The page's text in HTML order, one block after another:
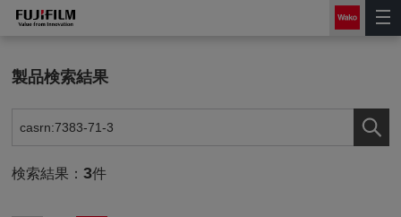
製品検索結果
検索結果：3件